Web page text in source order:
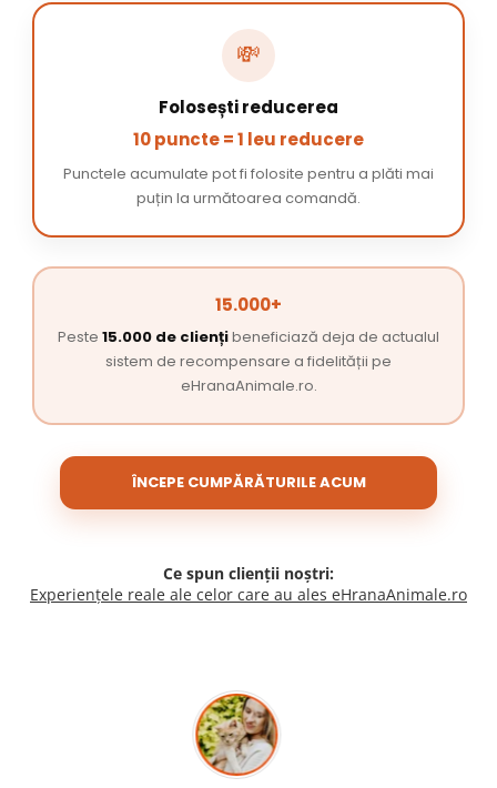
💸
Folosești reducerea
10 puncte = 1 leu reducere
Punctele acumulate pot fi folosite pentru a plăti mai
puțin la următoarea comandă.
15.000+
Peste 15.000 de cliențibeneficiază deja de actualul
sistem de recompensare a fidelității pe
eHranaAnimale.ro.
ÎNCEPE CUMPĂRĂTURILE ACUM
Ce spun clienții noștri:
Experiențele reale ale celor care au ales eHranaAnimale.ro